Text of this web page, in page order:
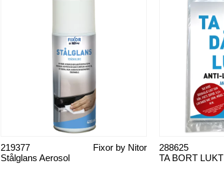
Stålglans Aerosol
Fixor by Nitor
219377
TA BORT LUKT
288625